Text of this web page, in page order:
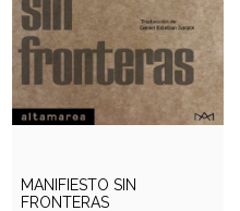
MANIFIESTO SIN
FRONTERAS